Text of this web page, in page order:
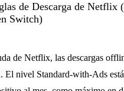
de Descarga de Netflix
Switch)
de Netflix, las descargas
El nivel Standard-with-Ads está